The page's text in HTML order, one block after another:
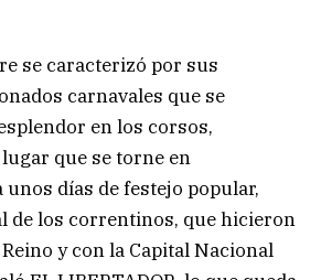
se caracterizó por sus
carnavales que se
en los corsos,
que se torne en
días de festejo popular,
de los correntinos, que hicieron
y con la Capital Nacional